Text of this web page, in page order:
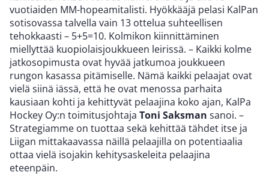
vuotiaiden MM-hopeamitalisti. Hyökkääjä pelasi KalPan
sotisovassa talvella vain 13 ottelua suhteellisen
tehokkaasti – 5+5=10. Kolmikon kiinnittäminen
miellyttää kuopiolaisjoukkueen leirissä. – Kaikki kolme
jatkosopimusta ovat hyvää jatkumoa joukkueen
rungon kasassa pitämiselle. Nämä kaikki pelaajat ovat
vielä siinä iässä, että he ovat menossa parhaita
kausiaan kohti ja kehittyvät pelaajina koko ajan, KalPa
Hockey Oy:n toimitusjohtaja Toni Saksman sanoi. –
Strategiamme on tuottaa sekä kehittää tähdet itse ja
Liigan mittakaavassa näillä pelaajilla on potentiaalia
ottaa vielä isojakin kehitysaskeleita pelaajina
eteenpäin.